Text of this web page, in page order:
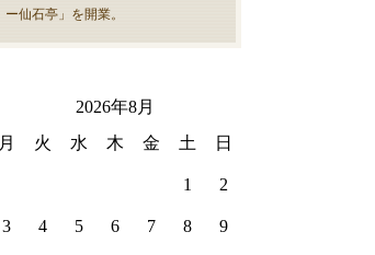
ー仙石亭」を開業。
2026年8月
月
火 水 木 金 土 日
1 2
3 4 5 6 7 8 9